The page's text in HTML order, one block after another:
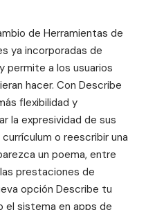
de Herramientas de
ya incorporadas de
permite a los usuarios
hacer. Con Describe
flexibilidad y
la expresividad de sus
o reescribir una
un poema, entre
prestaciones de
opción Describe tu
el sistema en apps de